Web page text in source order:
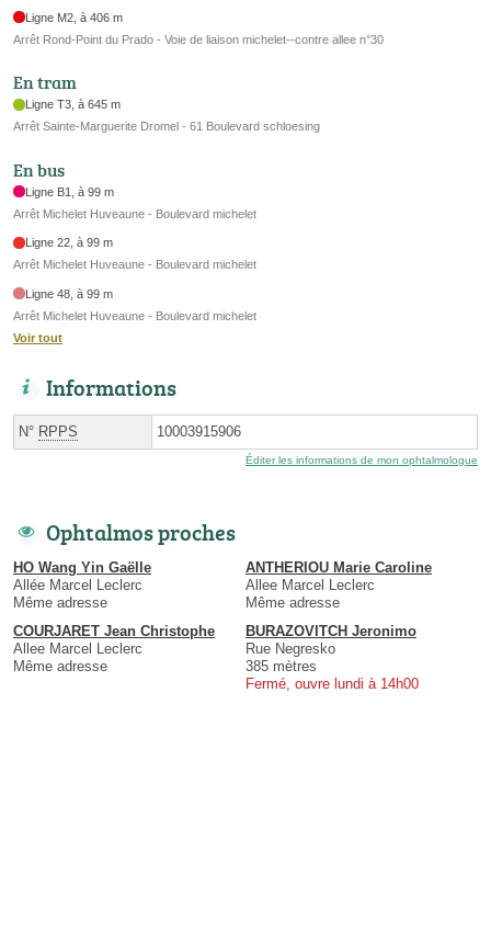
Ligne M2, à 406 m
Arrêt Rond-Point du Prado - Voie de liaison michelet--contre allee n°30
En tram
Ligne T3, à 645 m
Arrêt Sainte-Marguerite Dromel - 61 Boulevard schloesing
En bus
Ligne B1, à 99 m
Arrêt Michelet Huveaune - Boulevard michelet
Ligne 22, à 99 m
Arrêt Michelet Huveaune - Boulevard michelet
Ligne 48, à 99 m
Arrêt Michelet Huveaune - Boulevard michelet
Voir tout
Informations
N° RPPS 10003915906
Éditer les informations de mon ophtalmologue
Ophtalmos proches
HO Wang Yin Gaëlle
Allée Marcel Leclerc
Même adresse
ANTHERIOU Marie Caroline
Allee Marcel Leclerc
Même adresse
COURJARET Jean Christophe
Allee Marcel Leclerc
Même adresse
BURAZOVITCH Jeronimo
Rue Negresko
385 mètres
Fermé, ouvre lundi à 14h00